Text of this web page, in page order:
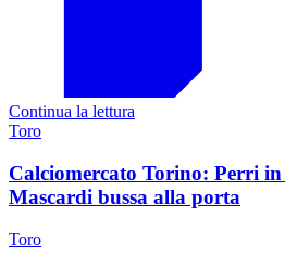
Continua la lettura
Toro
Calciomercato Torino: Perri
Mascardi bussa alla porta
Toro